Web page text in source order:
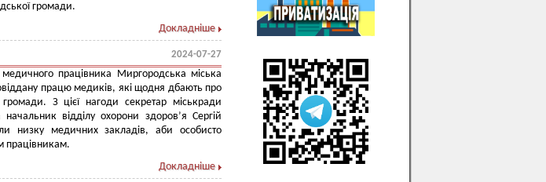
громади.
Докладніше
2024-07-27
працівника Миргородська міська
працю медиків, які щодня дбають про
З цієї нагоди секретар міськради
відділу охорони здоров’я Сергій
низку медичних закладів, аби особисто
працівникам.
Докладніше